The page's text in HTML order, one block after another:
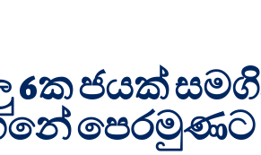
6ක ජයක්
පෙරමුණට